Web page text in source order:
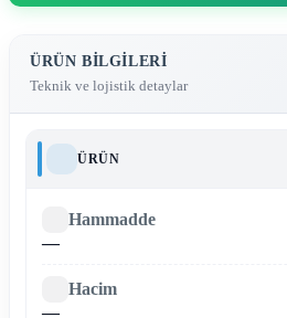
ÜRÜN BILGILERI
Teknik ve lojistik detaylar
ÜRÜN
Hammadde
—
Hacim
—